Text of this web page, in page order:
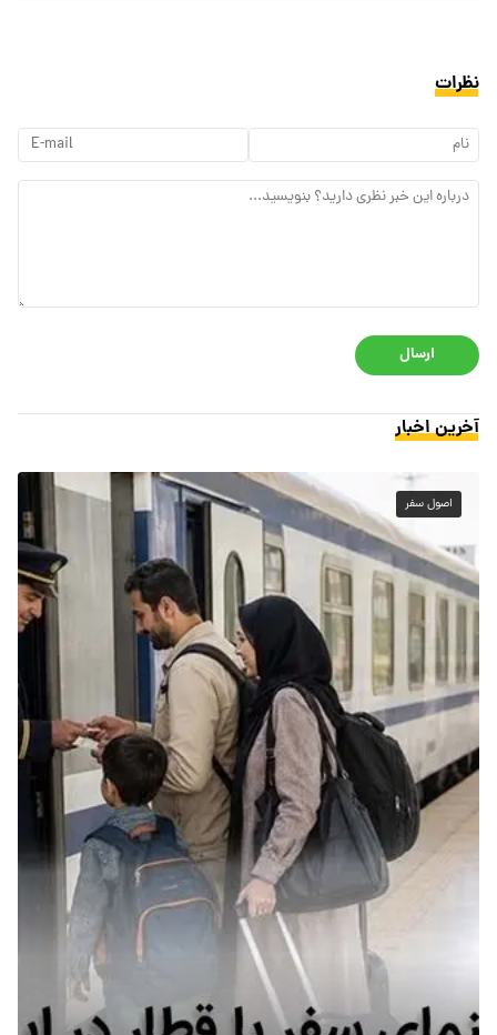
نظرات
ارسال
آخرین اخبار
اصول سفر